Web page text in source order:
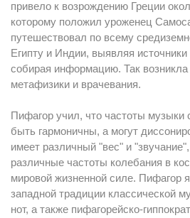
привело к возрождению Греции
которому положил уроженец
путешествовал по всему
Египту и Индии, выявляя
собирая информацию. Так
метафизики и врачевания.
Пифагор учил, что частоты музыки
быть гармоничны, а могут
имеет различный "вес" и
различные частоты колебания в
мировой жизненной силе. Пифагор
западной традиции классической
нот, а также пифагорейско-